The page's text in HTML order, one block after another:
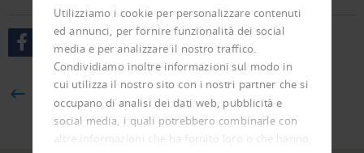
Utilizziamo i cookie per personalizzare contenuti
ed annunci, per fornire funzionalità dei social
media e per analizzare il nostro traffico.
Condividiamo inoltre informazioni sul modo in
cui utilizza il nostro sito con i nostri partner che si
occupano di analisi dei dati web, pubblicità e
social media, i quali potrebbero combinarle con
altre informazioni che ha fornito loro o che hanno
BACK